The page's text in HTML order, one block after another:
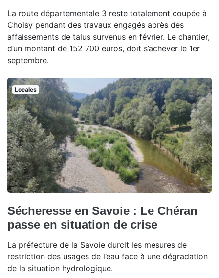
La route départementale 3 reste totalement coupée à
Choisy pendant des travaux engagés après des
affaissements de talus survenus en février. Le chantier,
d’un montant de 152 700 euros, doit s’achever le 1er
septembre.
Locales
Sécheresse en Savoie : Le Chéran
passe en situation de crise
La préfecture de la Savoie durcit les mesures de
restriction des usages de l’eau face à une dégradation
de la situation hydrologique.